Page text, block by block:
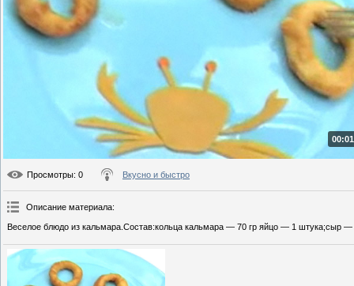
Просмотры: 0 Вкусно и быстро
Описание материала:
Веселое блюдо из кальмара.Состав:кольца кальмара — 70 гр яйцо — 1 штука;сыр